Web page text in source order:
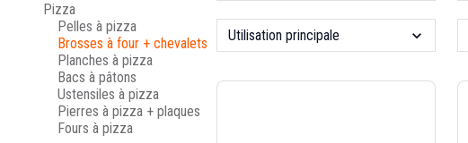
Pizza
Pelles à pizza
Brosses à four + chevalets
Planches à pizza
Bacs à pâtons
Ustensiles à pizza
Pierres à pizza + plaques
Fours à pizza
Utilisation principale